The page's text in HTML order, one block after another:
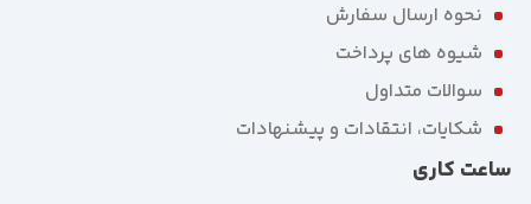
نحوه ارسال سفارش
شیوه های پرداخت
سوالات متداول
شکایات، انتقادات و پیشنهادات
ساعت کاری